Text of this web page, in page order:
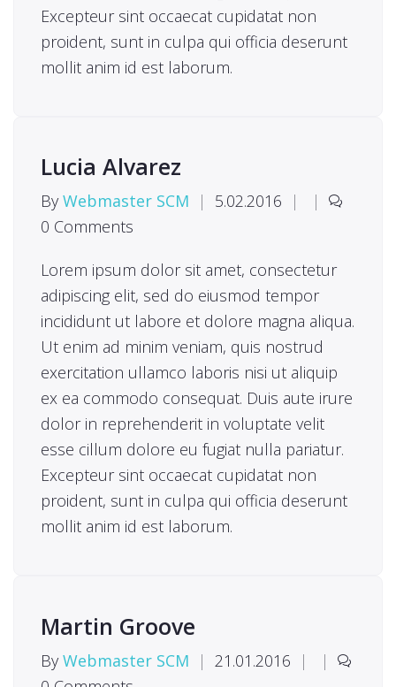
Excepteur sint occaecat cupidatat non
proident, sunt in culpa qui officia deserunt
mollit anim id est laborum.
Lucia Alvarez
By Webmaster SCM | 5.02.2016 |
|
0 Comments
Lorem ipsum dolor sit amet, consectetur
adipiscing elit, sed do eiusmod tempor
incididunt ut labore et dolore magna aliqua.
Ut enim ad minim veniam, quis nostrud
exercitation ullamco laboris nisi ut aliquip
ex ea commodo consequat. Duis aute irure
dolor in reprehenderit in voluptate velit
esse cillum dolore eu fugiat nulla pariatur.
Excepteur sint occaecat cupidatat non
proident, sunt in culpa qui officia deserunt
mollit anim id est laborum.
Martin Groove
By Webmaster SCM | 21.01.2016 |
|